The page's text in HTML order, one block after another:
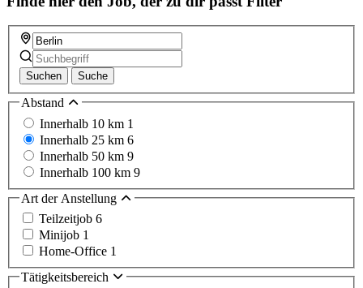
Suchen Suche
Abstand
Innerhalb 10 km 1
Innerhalb 25 km 6
Innerhalb 50 km 9
Innerhalb 100 km 9
Art der Anstellung
Teilzeitjob 6
Minijob 1
Home-Office 1
Tätigkeitsbereich